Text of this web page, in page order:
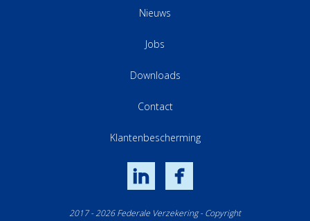
Nieuws
Jobs
Downloads
Contact
Klantenbescherming
LinkedIn
2017 - 2026 Federale Verzekering - Copyright